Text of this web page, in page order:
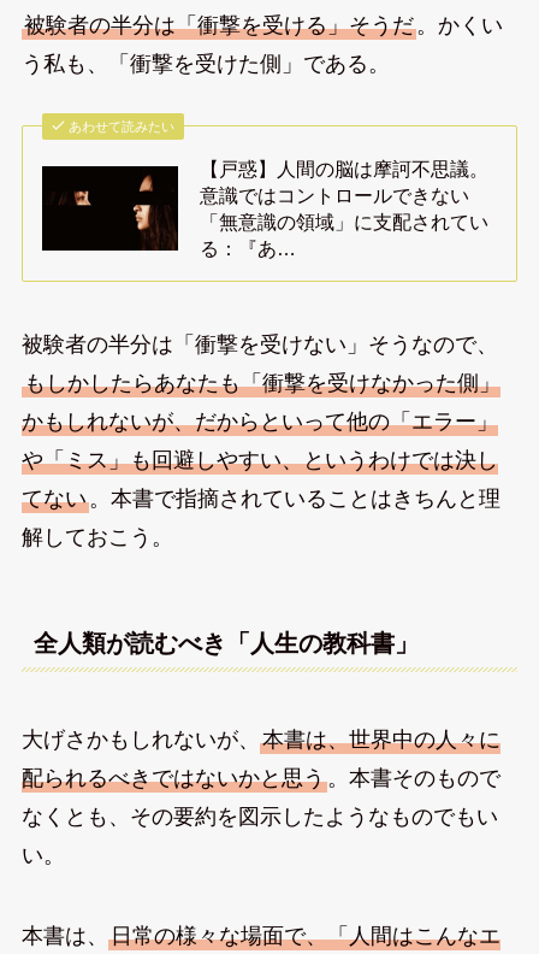
被験者の半分は「衝撃を受ける」そうだ。かくい
う私も、「衝撃を受けた側」である。
あわせて読みたい
【戸惑】人間の脳は摩訶不思議。
意識ではコントロールできない
「無意識の領域」に支配されてい
る：『あ…
被験者の半分は「衝撃を受けない」そうなので、
もしかしたらあなたも「衝撃を受けなかった側」
かもしれないが、だからといって他の「エラー」
や「ミス」も回避しやすい、というわけでは決し
てない。本書で指摘されていることはきちんと理
解しておこう。
全人類が読むべき「人生の教科書」
大げさかもしれないが、 本書は、世界中の人々に
配られるべきではないかと思う。本書そのもので
なくとも、その要約を図示したようなものでもい
い。
本書は、 日常の様々な場面で、「人間はこんなエ